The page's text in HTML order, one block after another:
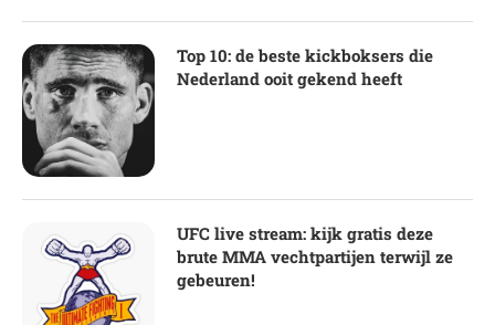
Top 10: de beste kickboksers die
Nederland ooit gekend heeft
UFC live stream: kijk gratis deze
brute MMA vechtpartijen terwijl ze
gebeuren!